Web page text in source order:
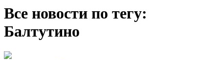
Все новости по тегу:
Балтутино